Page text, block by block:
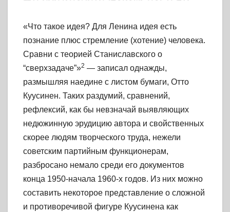
«Что такое идея? Для Ленина идея есть
познание плюс стремление (хотение) человека.
Сравни с теорией Станиславского о
“сверхзадаче”»2 — записал однажды,
размышляя наедине с листом бумаги, Отто
Куусинен. Таких раздумий, сравнений,
рефлексий, как бы невзначай выявляющих
недюжинную эрудицию автора и свойственных
скорее людям творческого труда, нежели
советским партийным функционерам,
разбросано немало среди его документов
конца 1950-начала 1960-х годов. Из них можно
составить некоторое представление о сложной
и противоречивой фигуре Куусинена как